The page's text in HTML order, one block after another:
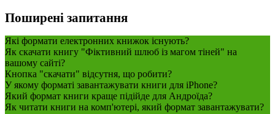
Поширені запитання
Які формати електронних книжок існують?
Як скачати книгу "Фіктивний шлюб із магом тіней" на
вашому сайті?
Кнопка "скачати" відсутня, що робити?
У якому форматі завантажувати книги для iPhone?
Який формат книги краще підійде для Андроїда?
Як читати книги на комп'ютері, який формат завантажувати?